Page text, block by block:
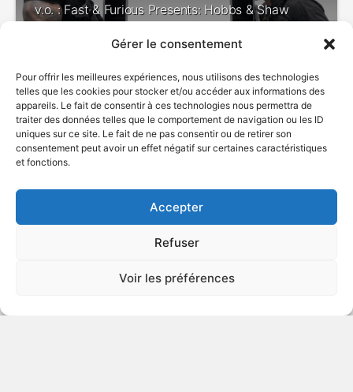
Gérer le consentement
Pour offrir les meilleures expériences, nous utilisons des technologies
telles que les cookies pour stocker et/ou accéder aux informations des
appareils. Le fait de consentir à ces technologies nous permettra de
traiter des données telles que le comportement de navigation ou les ID
uniques sur ce site. Le fait de ne pas consentir ou de retirer son
consentement peut avoir un effet négatif sur certaines caractéristiques
et fonctions.
Accepter
Refuser
Voir les préférences
v.o. : Fast & Furious Presents: Hobbs & Shaw
DÉCONSEILLÉ
AUX JEUNES
ENFANTS
2019 Film d'action
Mégalodon